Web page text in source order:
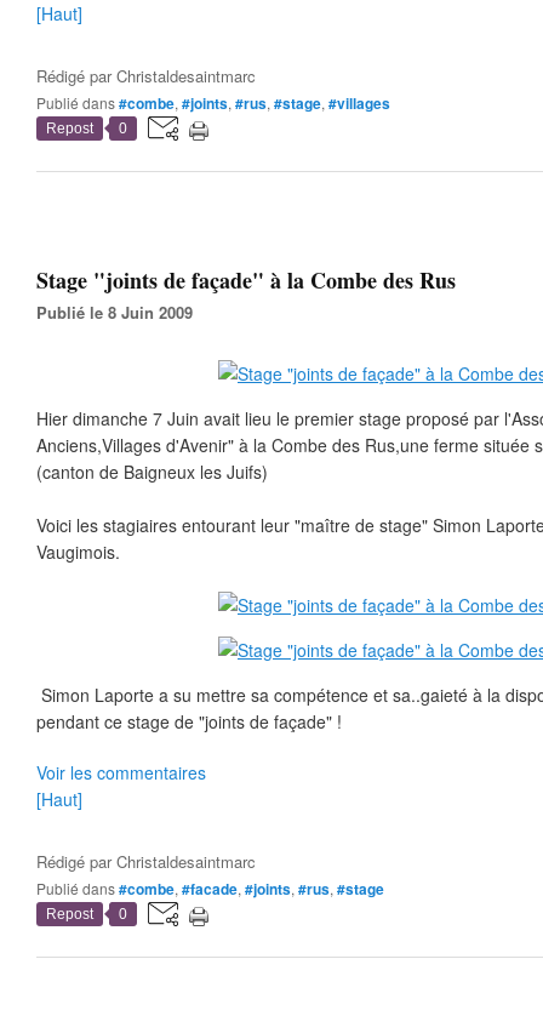
[Haut]
Rédigé parChristaldesaintmarc
Publié dans#combe, #joints, #rus, #stage, #villages
Repost 0
Stage "joints de façade" à la Combe des Rus
Publié le 8 Juin 2009
Hier dimanche 7 Juin avait lieu le premier stage proposé par
Anciens,Villages d'Avenir" à la Combe des Rus,une ferme située
(canton de Baigneux les Juifs)
Voici les stagiaires entourant leur "maître de stage" Simon
Vaugimois.
Simon Laporte a su mettre sa compétence et sa..gaieté à la
pendant ce stage de "joints de façade" !
Voir les commentaires
[Haut]
Rédigé parChristaldesaintmarc
Publié dans#combe, #facade, #joints, #rus, #stage
Repost 0